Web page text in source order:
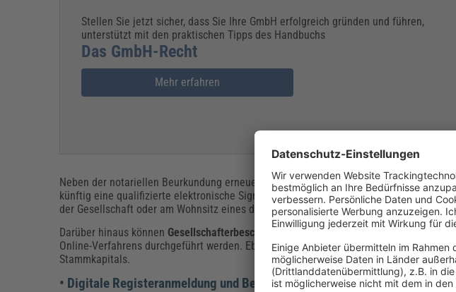
Stellen Sie jetzt sicher, dass Sie Ihre GmbH erfolgreich gründen und führen,
unterstützt mit den praktischen Tipps des Handbuchs
Das GmbH-Recht
Mehr erfahren
Neben der notariellen Beurkundung erneuert das DiRUG auch das Verfahren zur
künftig eine qualifizierte elektronische Signatur aller Gesellschafter aus. Hierfür
der Gesellschaft oder am Wohnsitz eines der Gesellschafter liegt.
Darüber hinaus können Gesellschafterbeschlüsse zur Änderung des
Online-Verfahrens durchgeführt werden. Ebenso lassen sichKapitalmaßnahmen
Stammkapitals.
• Digitale Registeranmeldung und Beglaubigung von Urkunden